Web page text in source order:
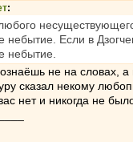
:
небытие. Если в
небытие.
не на словах,
сказал некому
нет и никогда не